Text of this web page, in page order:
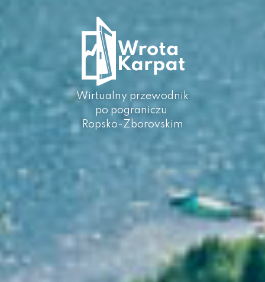
Wirtualny przewodnik
po pograniczu
Ropsko-Zborovskim